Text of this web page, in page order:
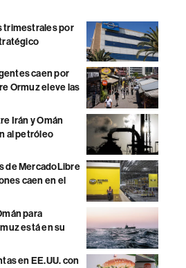
trimestrales por
caen por
Ormuz eleve las
Irán y Omán
al petróleo
de MercadoLibre
caen en el
para
está en su
en EE.UU. con